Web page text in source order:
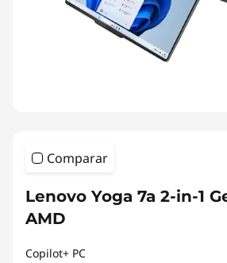
Comparar
Lenovo Yoga 7a 2-in-1
AMD
Copilot+ PC